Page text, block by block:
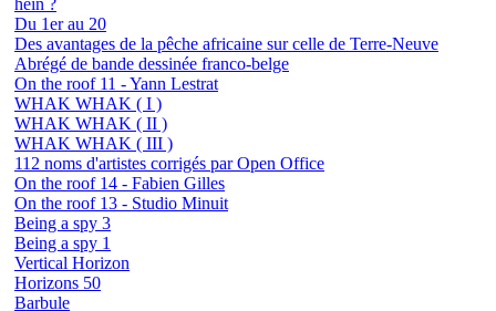
Du 1er au 20
Des avantages de la pêche africaine sur celle de Terre-Neuve
Abrégé de bande dessinée franco-belge
On the roof 11 - Yann Lestrat
WHAK WHAK ( I )
WHAK WHAK ( II )
WHAK WHAK ( III )
112 noms d'artistes corrigés par Open Office
On the roof 14 - Fabien Gilles
On the roof 13 - Studio Minuit
Being a spy 3
Being a spy 1
Vertical Horizon
Horizons 50
Barbule